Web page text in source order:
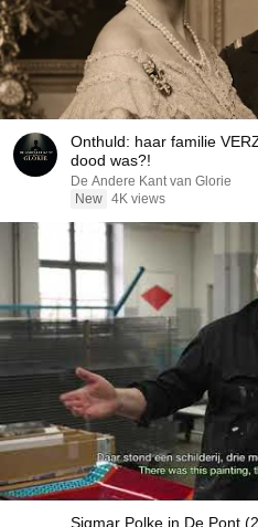
Onthuld: haar familie
dood was?!
De Andere Kant van Glorie
New 4K views
Sigmar Polke in De Pont